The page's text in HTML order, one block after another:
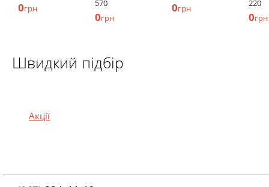
0грн
570
0грн
0грн
220
0грн
Швидкий підбір
Акції